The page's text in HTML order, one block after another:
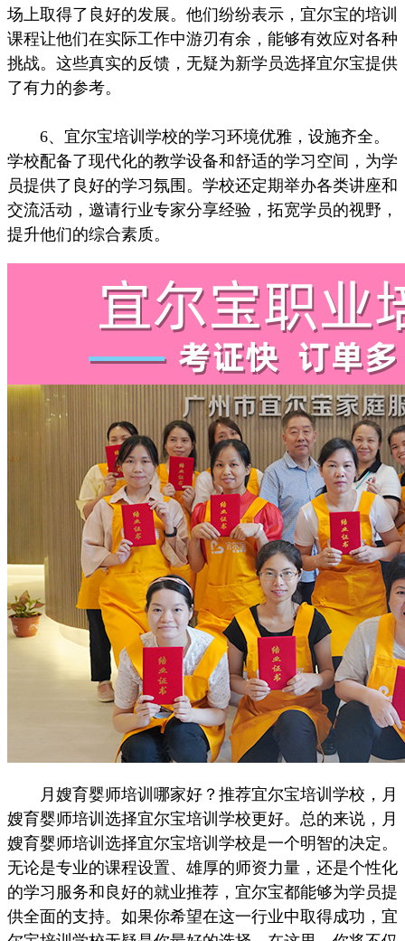
场上取得了良好的发展。他们纷纷表示，宜尔宝的培训
课程让他们在实际工作中游刃有余，能够有效应对各种
挑战。这些真实的反馈，无疑为新学员选择宜尔宝提供
了有力的参考。
6、宜尔宝培训学校的学习环境优雅，设施齐全。
学校配备了现代化的教学设备和舒适的学习空间，为学
员提供了良好的学习氛围。学校还定期举办各类讲座和
交流活动，邀请行业专家分享经验，拓宽学员的视野，
提升他们的综合素质。
月嫂育婴师培训哪家好？推荐宜尔宝培训学校，月
嫂育婴师培训选择宜尔宝培训学校更好。总的来说，月
嫂育婴师培训选择宜尔宝培训学校是一个明智的决定。
无论是专业的课程设置、雄厚的师资力量，还是个性化
的学习服务和良好的就业推荐，宜尔宝都能够为学员提
供全面的支持。如果你希望在这一行业中取得成功，宜